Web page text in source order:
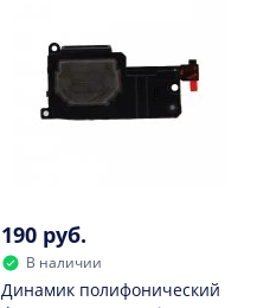
190 руб.
В наличии
Динамик полифонический